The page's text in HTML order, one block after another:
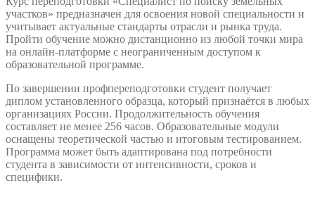
участков» предназначен для освоения новой специальности и
учитывает актуальные стандарты отрасли и рынка труда.
Пройти обучение можно дистанционно из любой точки мира
на онлайн-платформе с неограниченным доступом к
образовательной программе.
По завершении профпереподготовки студент получает
диплом установленного образца, который признаётся в любых
организациях России. Продолжительность обучения
составляет не менее 256 часов. Образовательные модули
оснащены теоретической частью и итоговым тестированием.
Программа может быть адаптирована под потребности
студента в зависимости от интенсивности, сроков и
специфики.